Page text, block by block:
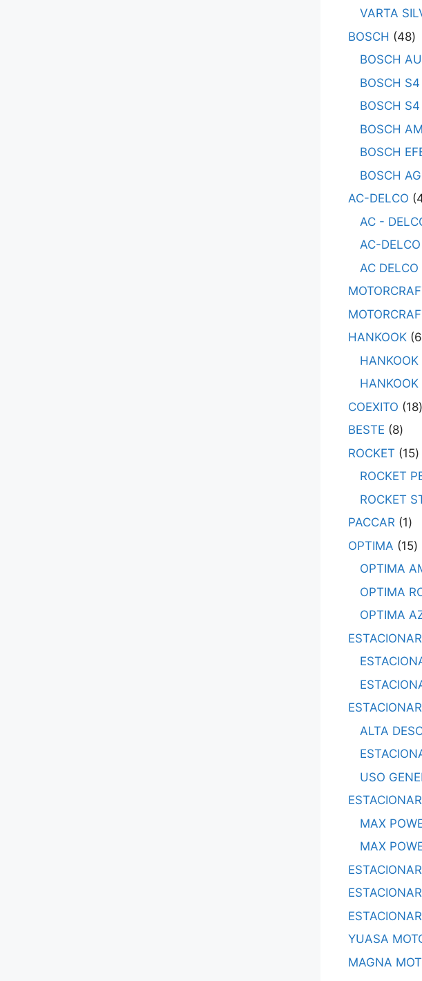
VARTA
BOSCH
48
BOSCH
BOSCH
BOSCH
BOSCH
BOSCH
BOSCH
AC-DELCO
AC -
AC-
AC
HANKOOK 6
HANKOOK
HANKOOK
COEXITO
18
BESTE
8
ROCKET
15
ROCKET
ROCKET
PACCAR 1
OPTIMA
15
OPTIMA
OPTIMA
OPTIMA
ALTA
USO
MAX
MAX
YUASA
MAGNA